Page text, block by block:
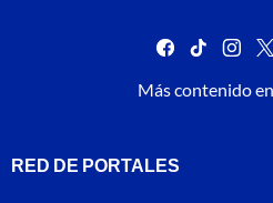
facebook
tiktok
Más contenido en
RED DE PORTALES